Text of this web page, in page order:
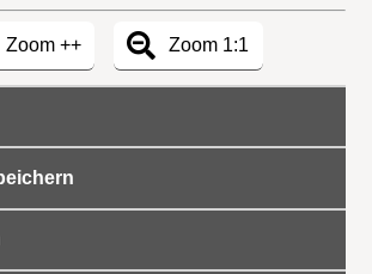
Zoom ++ Zoom 1:1